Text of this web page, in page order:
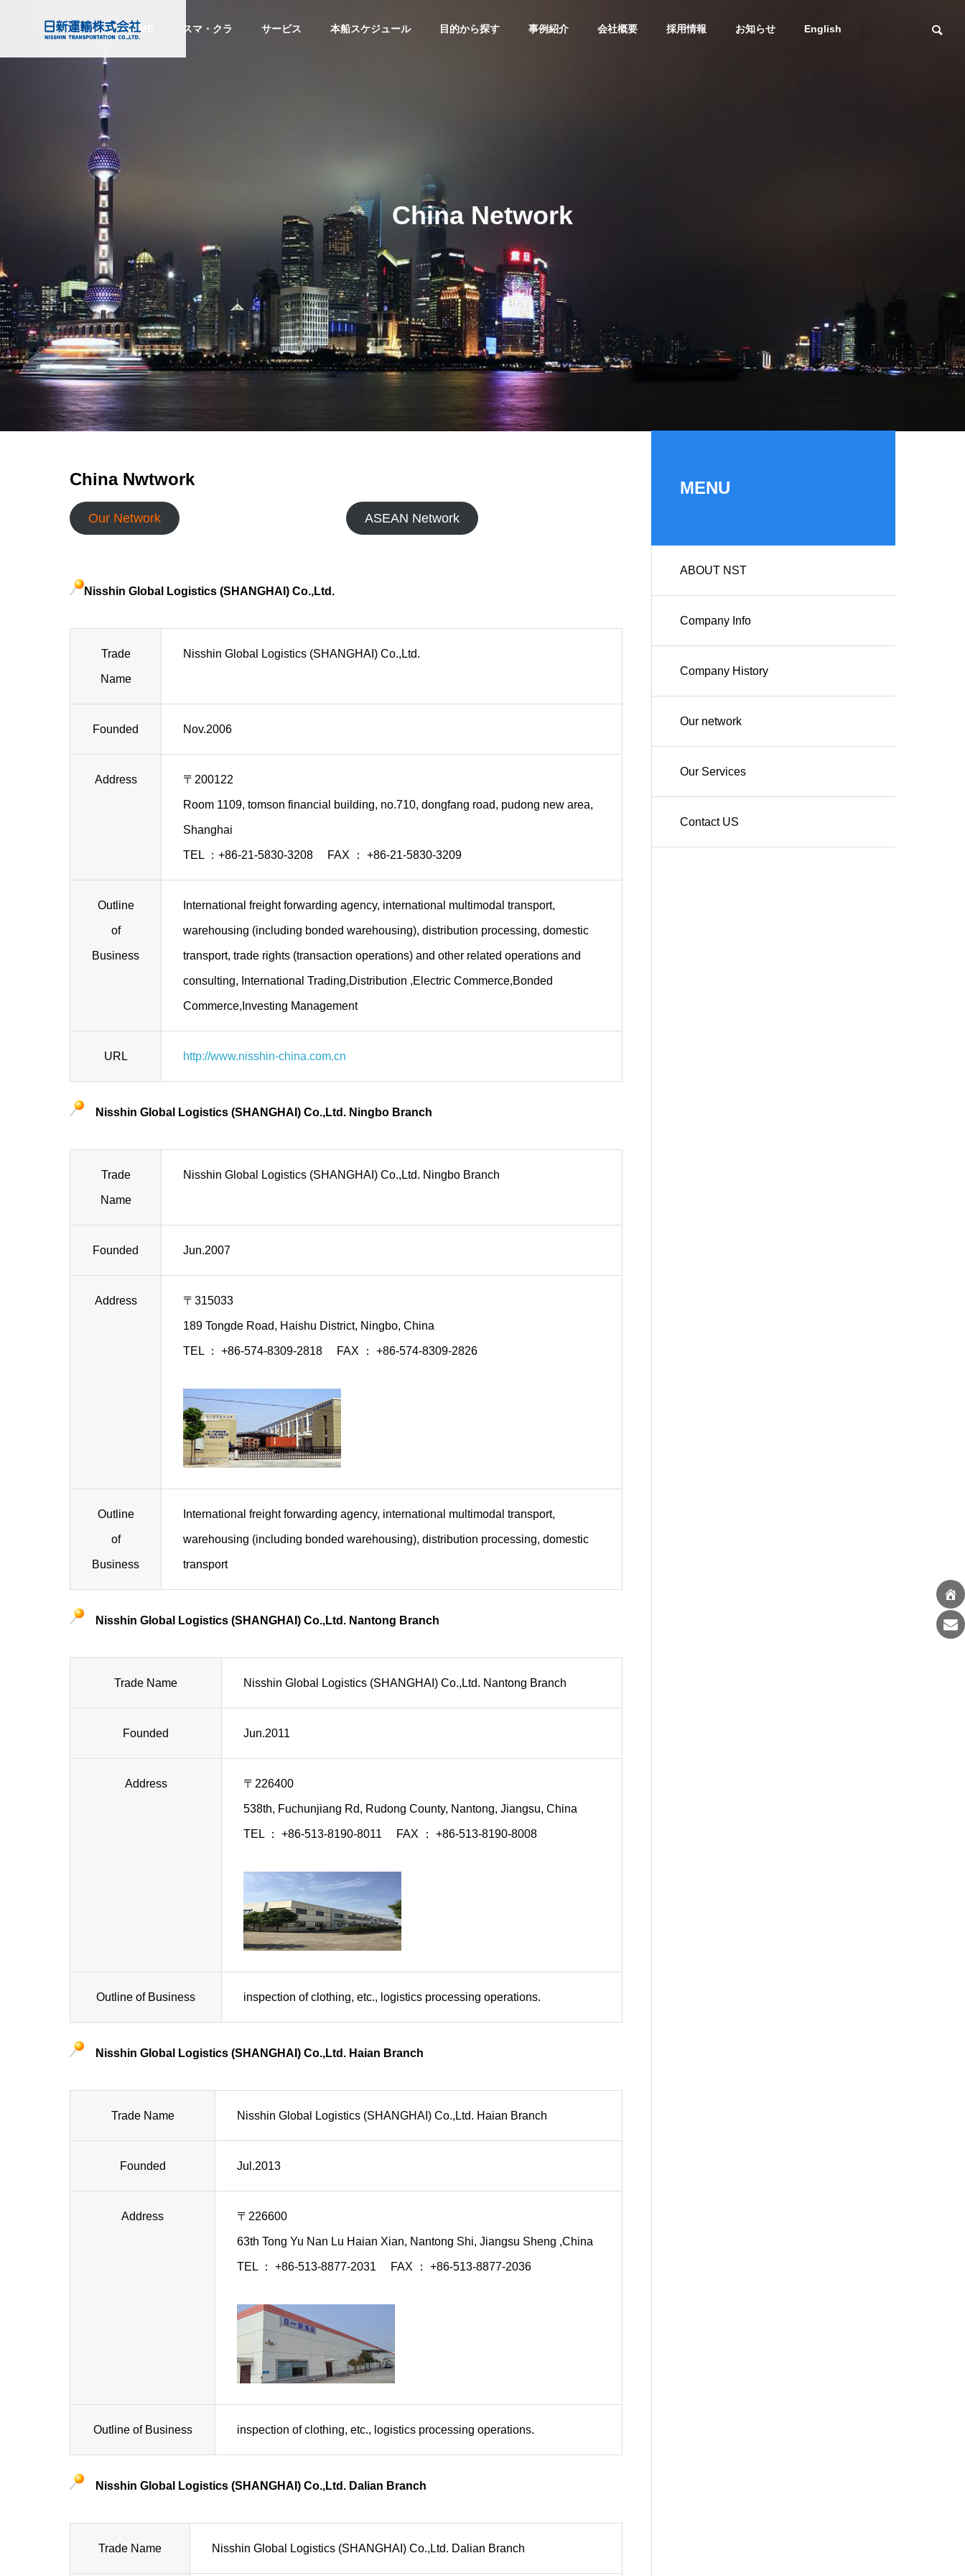
HOME スマ・クラ サービス 本船スケジュール 目的から探す 事例紹介 会社概要 採用情報 お知らせ English
Service
サービス
スマート・トレー
ディング
SMART TRADING
海外物流サービス
LOGISTIC SOLUTION
目的から探す
PURPOSE
注目のトピックス
トラック予約・受付システム
「トラック簿」ご紹介
『CO2排出量データ算出サー
ビス』
『物流園区ソリューション』
COMPANY
企業情報
グローバルネットワーク
Global Network
経営方針
Policy
電子公告
Electronic Public Notice
財務ハイライト
highlight
China Network
China Nwtwork
Our Network ASEAN Network
Nisshin Global Logistics (SHANGHAI) Co.,Ltd.
Trade
Name
Nisshin Global Logistics (SHANGHAI) Co.,Ltd.
Founded Nov.2006
Address 〒200122
Room 1109, tomson financial building, no.710, dongfang road, pudong new area,
Shanghai
TEL ：+86-21-5830-3208 FAX ： +86-21-5830-3209
Outline
of
Business
International freight forwarding agency, international multimodal transport,
warehousing (including bonded warehousing), distribution processing, domestic
transport, trade rights (transaction operations) and other related operations and
consulting, International Trading,Distribution ,Electric Commerce,Bonded
Commerce,Investing Management
URL http://www.nisshin-china.com.cn
Nisshin Global Logistics (SHANGHAI) Co.,Ltd. Ningbo Branch
Trade
Name
Nisshin Global Logistics (SHANGHAI) Co.,Ltd. Ningbo Branch
Founded Jun.2007
Address 〒315033
189 Tongde Road, Haishu District, Ningbo, China
TEL ： +86-574-8309-2818 FAX ： +86-574-8309-2826
Outline
of
Business
International freight forwarding agency, international multimodal transport,
warehousing (including bonded warehousing), distribution processing, domestic
transport
Nisshin Global Logistics (SHANGHAI) Co.,Ltd. Nantong Branch
Trade Name Nisshin Global Logistics (SHANGHAI) Co.,Ltd. Nantong Branch
Founded Jun.2011
Address 〒226400
538th, Fuchunjiang Rd, Rudong County, Nantong, Jiangsu, China
TEL ： +86-513-8190-8011 FAX ： +86-513-8190-8008
Outline of Business inspection of clothing, etc., logistics processing operations.
Nisshin Global Logistics (SHANGHAI) Co.,Ltd. Haian Branch
Trade Name Nisshin Global Logistics (SHANGHAI) Co.,Ltd. Haian Branch
Founded Jul.2013
Address 〒226600
63th Tong Yu Nan Lu Haian Xian, Nantong Shi, Jiangsu Sheng ,China
TEL ： +86-513-8877-2031 FAX ： +86-513-8877-2036
Outline of Business inspection of clothing, etc., logistics processing operations.
Nisshin Global Logistics (SHANGHAI) Co.,Ltd. Dalian Branch
Trade Name Nisshin Global Logistics (SHANGHAI) Co.,Ltd. Dalian Branch
MENU
ABOUT NST
Company Info
Company History
Our network
Our Services
Contact US